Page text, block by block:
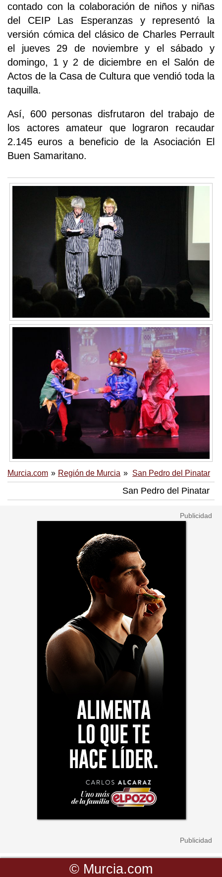
contado con la colaboración de niños y niñas
del CEIP Las Esperanzas y representó la
versión cómica del clásico de Charles Perrault
el jueves 29 de noviembre y el sábado y
domingo, 1 y 2 de diciembre en el Salón de
Actos de la Casa de Cultura que vendió toda la
taquilla.
Así, 600 personas disfrutaron del trabajo de
los actores amateur que lograron recaudar
2.145 euros a beneficio de la Asociación El
Buen Samaritano.
Murcia.com Región de Murcia San Pedro del Pinatar
San Pedro del Pinatar
© Murcia.com